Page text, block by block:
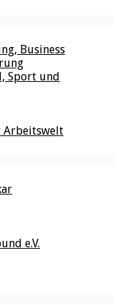
Business
Sport und
Arbeitswelt
e.V.